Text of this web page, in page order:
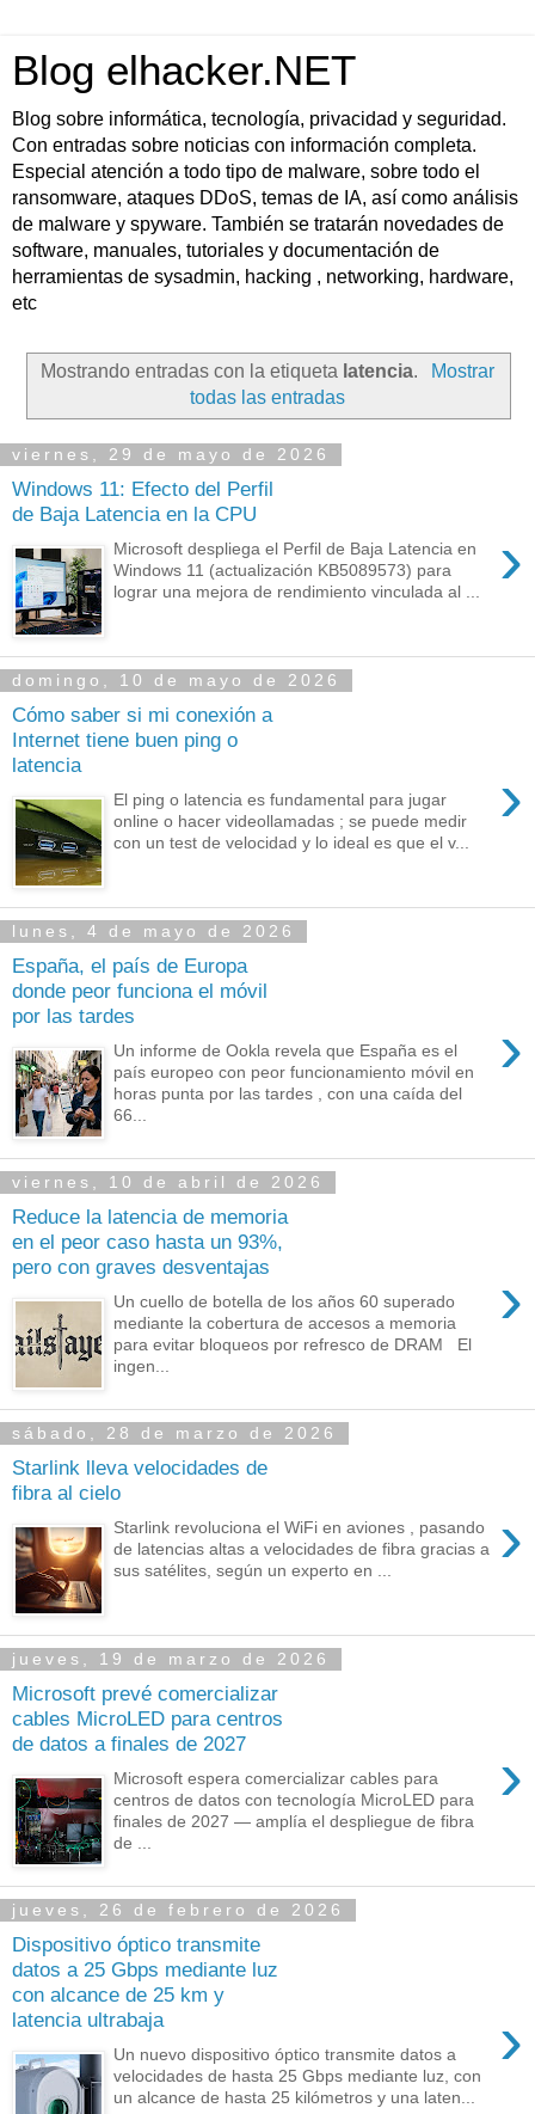
Blog elhacker.NET
Blog sobre informática, tecnología, privacidad y seguridad.
Con entradas sobre noticias con información completa.
Especial atención a todo tipo de malware, sobre todo el
ransomware, ataques DDoS, temas de IA, así como análisis
de malware y spyware. También se tratarán novedades de
software, manuales, tutoriales y documentación de
herramientas de sysadmin, hacking , networking, hardware,
etc
Mostrando entradas con la etiqueta latencia.
Mostrar
todas las entradas
viernes, 29 de mayo de 2026
Windows 11: Efecto del Perfil
de Baja Latencia en la CPU
›
Microsoft despliega el Perfil de Baja Latencia en
Windows 11 (actualización KB5089573) para
lograr una mejora de rendimiento vinculada al ...
domingo, 10 de mayo de 2026
Cómo saber si mi conexión a
Internet tiene buen ping o
latencia
›
El ping o latencia es fundamental para jugar
online o hacer videollamadas ; se puede medir
con un test de velocidad y lo ideal es que el v...
lunes, 4 de mayo de 2026
España, el país de Europa
donde peor funciona el móvil
por las tardes
›
Un informe de Ookla revela que España es el
país europeo con peor funcionamiento móvil en
horas punta por las tardes , con una caída del
66...
viernes, 10 de abril de 2026
Reduce la latencia de memoria
en el peor caso hasta un 93%,
pero con graves desventajas
›
Un cuello de botella de los años 60 superado
mediante la cobertura de accesos a memoria
para evitar bloqueos por refresco de DRAM El
ingen...
sábado, 28 de marzo de 2026
Starlink lleva velocidades de
fibra al cielo
›
Starlink revoluciona el WiFi en aviones , pasando
de latencias altas a velocidades de fibra gracias a
sus satélites, según un experto en ...
jueves, 19 de marzo de 2026
Microsoft prevé comercializar
cables MicroLED para centros
de datos a finales de 2027
›
Microsoft espera comercializar cables para
centros de datos con tecnología MicroLED para
finales de 2027 — amplía el despliegue de fibra
de ...
jueves, 26 de febrero de 2026
Dispositivo óptico transmite
datos a 25 Gbps mediante luz
con alcance de 25 km y
latencia ultrabaja
›
Un nuevo dispositivo óptico transmite datos a
velocidades de hasta 25 Gbps mediante luz, con
un alcance de hasta 25 kilómetros y una laten...